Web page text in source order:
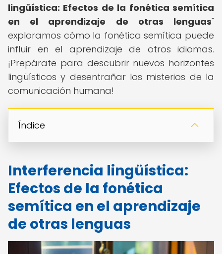
lingüística: Efectos de la fonética semítica
en el aprendizaje de otras lenguas"
exploramos cómo la fonética semítica puede
influir en el aprendizaje de otros idiomas.
¡Prepárate para descubrir nuevos horizontes
lingüísticos y desentrañar los misterios de la
comunicación humana!
Índice
Interferencia lingüística:
Efectos de la fonética
semítica en el aprendizaje
de otras lenguas